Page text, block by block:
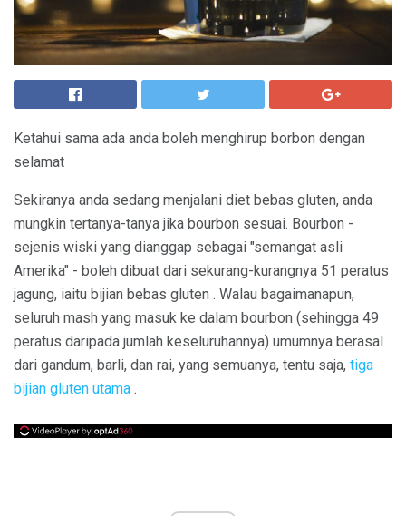
Ketahui sama ada anda boleh menghirup borbon dengan
selamat
Sekiranya anda sedang menjalani diet bebas gluten, anda
mungkin tertanya-tanya jika bourbon sesuai. Bourbon -
sejenis wiski yang dianggap sebagai "semangat asli
Amerika" - boleh dibuat dari sekurang-kurangnya 51 peratus
jagung, iaitu bijian bebas gluten . Walau bagaimanapun,
seluruh mash yang masuk ke dalam bourbon (sehingga 49
peratus daripada jumlah keseluruhannya) umumnya berasal
dari gandum, barli, dan rai, yang semuanya, tentu saja, tiga
bijian gluten utama .